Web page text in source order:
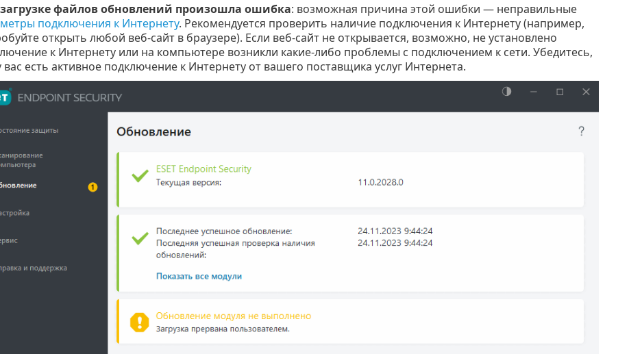
файлов обновлений произошла ошибка: возможная причина этой ошибки — неправильные
подключения к Интернету. Рекомендуется проверить наличие подключения к Интернету (например,
открыть любой веб-сайт в браузере). Если веб-сайт не открывается, возможно, не установлено
к Интернету или на компьютере возникли какие-либо проблемы с подключением к сети. Убедитесь,
вас есть активное подключение к Интернету от вашего поставщика услуг Интернета.